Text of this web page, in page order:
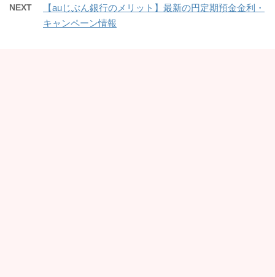
NEXT
【auじぶん銀行のメリット】最新の円定期預金金利・
キャンペーン情報